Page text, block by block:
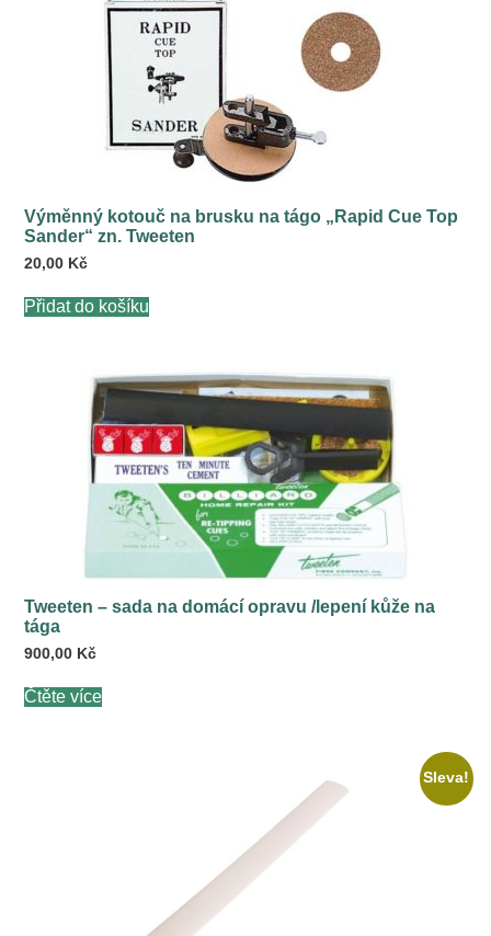
Výměnný kotouč na brusku na tágo „Rapid Cue Top
Sander“ zn. Tweeten
20,00 Kč
Přidat do košíku
Tweeten – sada na domácí opravu /lepení kůže na
tága
900,00 Kč
Čtěte více
Sleva!